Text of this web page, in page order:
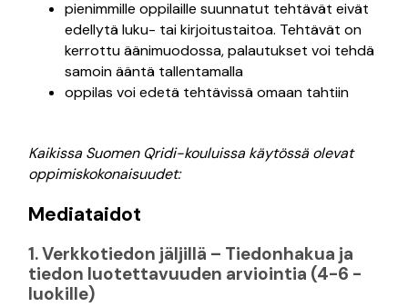
pienimmille oppilaille suunnatut tehtävät eivät
edellytä luku- tai kirjoitustaitoa. Tehtävät on
kerrottu äänimuodossa, palautukset voi tehdä
samoin ääntä tallentamalla
oppilas voi edetä tehtävissä omaan tahtiin
Kaikissa Suomen Qridi-kouluissa käytössä olevat
oppimiskokonaisuudet:
Mediataidot
1. Verkkotiedon jäljillä – Tiedonhakua ja
tiedon luotettavuuden arviointia (4-6 -
luokille)